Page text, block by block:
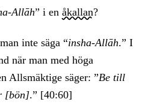
Allāh” i en åkallan?
inte säga “insha-Allāh.” I
när man med höga
Allsmäktige säger: ”Be till
[bön].” [40:60]